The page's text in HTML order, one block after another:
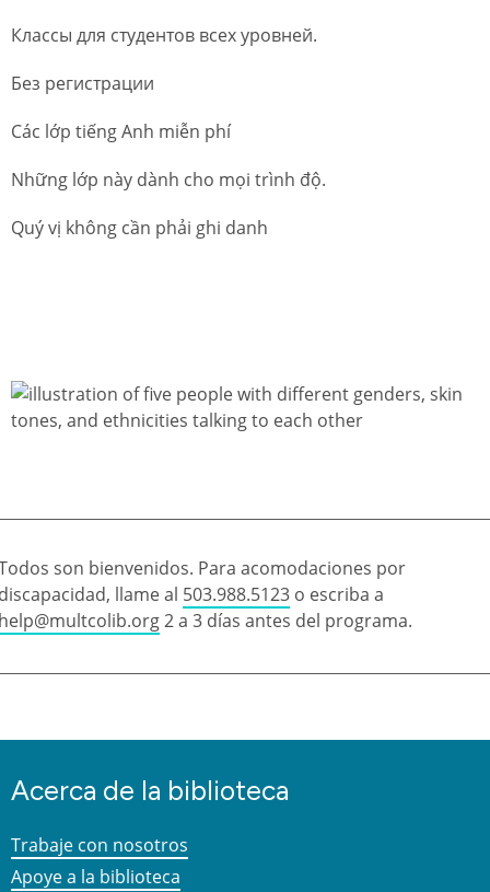
Классы для студентов всех уровней.
Без регистрации
Các lớp tiếng Anh miễn phí
Những lớp này dành cho mọi trình độ.
Quý vị không cần phải ghi danh
son bienvenidos. Para acomodaciones por
llame al 503.988.5123 o escriba a
2 a 3 días antes del programa.
Acerca de la biblioteca
Trabaje con nosotros
Apoye a la biblioteca